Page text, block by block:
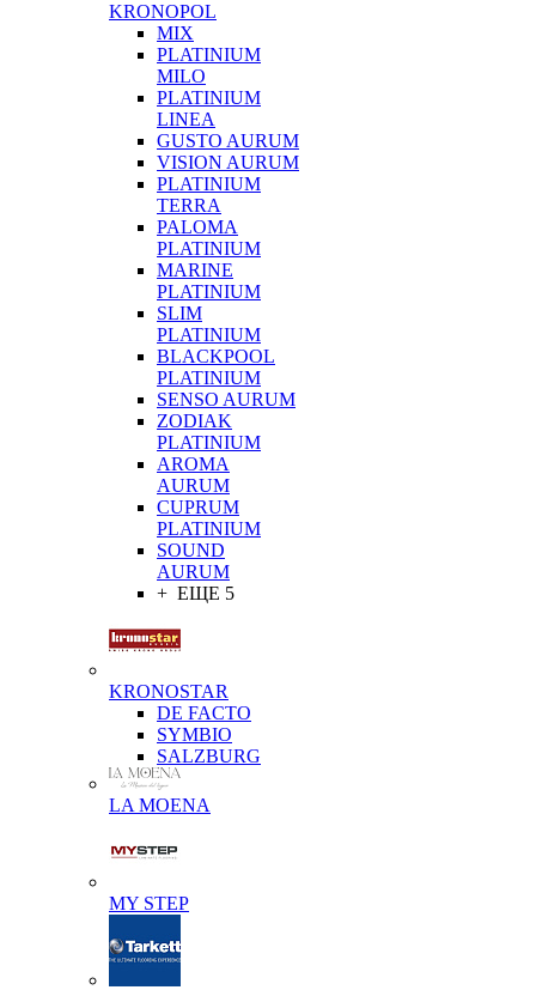
KRONOPOL
MIX
PLATINIUM
MILO
PLATINIUM
LINEA
GUSTO AURUM
VISION AURUM
PLATINIUM
TERRA
PALOMA
PLATINIUM
MARINE
PLATINIUM
SLIM
PLATINIUM
BLACKPOOL
PLATINIUM
SENSO AURUM
ZODIAK
PLATINIUM
AROMA
AURUM
CUPRUM
PLATINIUM
SOUND
AURUM
+ ЕЩЕ 5
KRONOSTAR
DE FACTO
SYMBIO
SALZBURG
LA MOENA
MY STEP